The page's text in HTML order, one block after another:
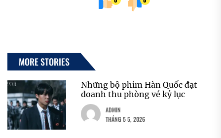
MORE STORIES
Những bộ phim Hàn Quốc đạt
doanh thu phòng vé kỷ lục
ADMIN
THÁNG 5 5, 2026